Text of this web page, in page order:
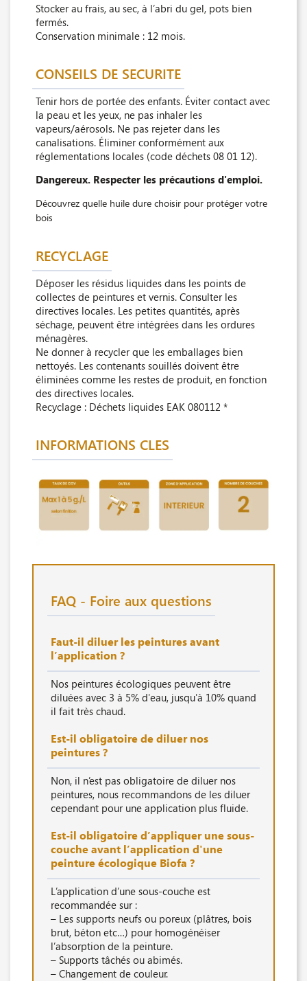
Stocker au frais, au sec, à l’abri du gel, pots bien
fermés.
Conservation minimale : 12 mois.
CONSEILS DE SECURITE
Tenir hors de portée des enfants. Éviter contact avec
la peau et les yeux, ne pas inhaler les
vapeurs/aérosols. Ne pas rejeter dans les
canalisations. Éliminer conformément aux
réglementations locales (code déchets 08 01 12).
Dangereux. Respecter les précautions d'emploi.
Découvrez quelle huile dure choisir pour protéger votre
bois
RECYCLAGE
Déposer les résidus liquides dans les points de
collectes de peintures et vernis. Consulter les
directives locales. Les petites quantités, après
séchage, peuvent être intégrées dans les ordures
ménagères.
Ne donner à recycler que les emballages bien
nettoyés. Les contenants souillés doivent être
éliminées comme les restes de produit, en fonction
des directives locales.
Recyclage : Déchets liquides EAK 080112 *
INFORMATIONS CLES
FAQ - Foire aux questions
Faut-il diluer les peintures avant
l’application ?
Nos peintures écologiques peuvent être
diluées avec 3 à 5% d'eau, jusqu'à 10% quand
il fait très chaud.
Est-il obligatoire de diluer nos
peintures ?
Non, il n’est pas obligatoire de diluer nos
peintures, nous recommandons de les diluer
cependant pour une application plus fluide.
Est-il obligatoire d’appliquer une sous-
couche avant l’application d'une
peinture écologique Biofa ?
L’application d’une sous-couche est
recommandée sur :
– Les supports neufs ou poreux (plâtres, bois
brut, béton etc…) pour homogénéiser
l’absorption de la peinture.
– Supports tâchés ou abimés.
– Changement de couleur.